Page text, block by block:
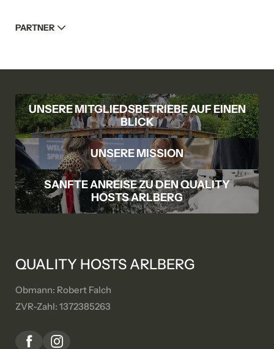
Adressfelder einblenden
Einwilligung Marketing
*Pflichtfelder
Anfragen
PARTNER
UNSERE MITGLIEDSBETRIEBE AUF EINEN
BLICK
UNSERE MISSION
SANFTE ANREISE ZU DEN QUALITY
HOSTS ARLBERG
QUALITY HOSTS ARLBERG
Obmann: Robert Falch
ZVR-Zahl: 1372385263